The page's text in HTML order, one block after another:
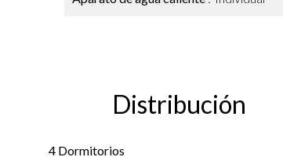
Distribución
4 Dormitorios